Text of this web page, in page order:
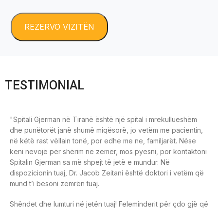
TESTIMONIAL
"Spitali Gjerman në Tiranë është një spital i mrekullueshëm
dhe punëtorët janë shumë miqësorë, jo vetëm me pacientin,
në këtë rast vëllain tonë, por edhe me ne, familjarët. Nëse
keni nevojë për shërim në zemër, mos pyesni, por kontaktoni
Spitalin Gjerman sa më shpejt të jetë e mundur. Në
dispozicionin tuaj, Dr. Jacob Zeitani është doktori i vetëm që
mund t’i besoni zemrën tuaj.
Shëndet dhe lumturi në jetën tuaj! Feleminderit për çdo gjë që